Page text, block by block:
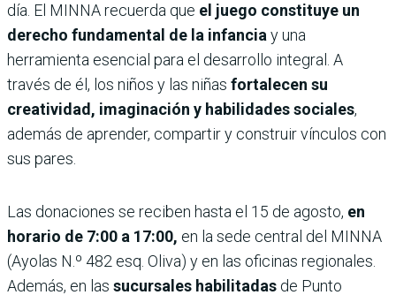
día. El MINNA recuerda que el juego constituye un
derecho fundamental de la infanciay una
herramienta esencial para el desarrollo integral. A
través de él, los niños y las niñas fortalecen su
creatividad, imaginación y habilidades sociales,
además de aprender, compartir y construir vínculos con
sus pares.
Las donaciones se reciben hasta el 15 de agosto, en
horario de 7:00 a 17:00, en la sede central del MINNA
(Ayolas N.º 482 esq. Oliva) y en las oficinas regionales.
Además, en las sucursales habilitadas de Punto